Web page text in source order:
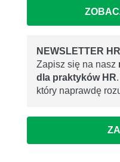
NEWSLETTER HR
Zapisz się na nasz
dla praktyków HR
który naprawdę